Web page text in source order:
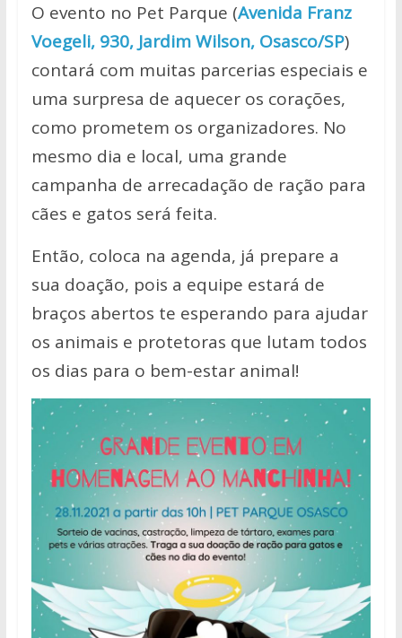
O evento no Pet Parque (Avenida Franz
Voegeli, 930, Jardim Wilson, Osasco/SP)
contará com muitas parcerias especiais e
uma surpresa de aquecer os corações,
como prometem os organizadores. No
mesmo dia e local, uma grande
campanha de arrecadação de ração para
cães e gatos será feita.
Então, coloca na agenda, já prepare a
sua doação, pois a equipe estará de
braços abertos te esperando para ajudar
os animais e protetoras que lutam todos
os dias para o bem-estar animal!